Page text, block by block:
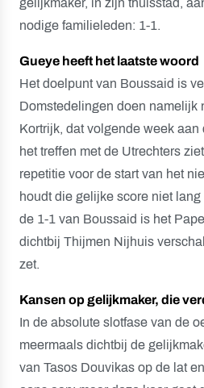
gelijkmaker, in zijn thuisstad,
nodige familieleden: 1-1.
Gueye heeft het laatste woord
Het doelpunt van Boussaid is
Domstedelingen doen namelijk
Kortrijk, dat volgende week
het treffen met de Utrechters
repetitie voor de start van het
houdt die gelijke score niet
de 1-1 van Boussaid is het
dichtbij Thijmen Nijhuis
zet.
Kansen op gelijkmaker, die
In de absolute slotfase van de
meermaals dichtbij de
van Tasos Douvikas op de lat